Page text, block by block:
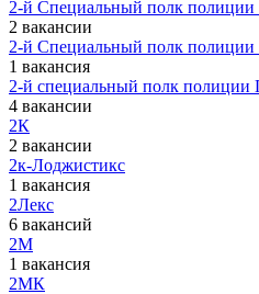
2-й Специальный полк
2 вакансии
2-й Специальный полк
1 вакансия
2-й специальный полк
4 вакансии
2К
2 вакансии
2к-Лоджистикс
1 вакансия
2Лекс
6 вакансий
2М
1 вакансия
2МК